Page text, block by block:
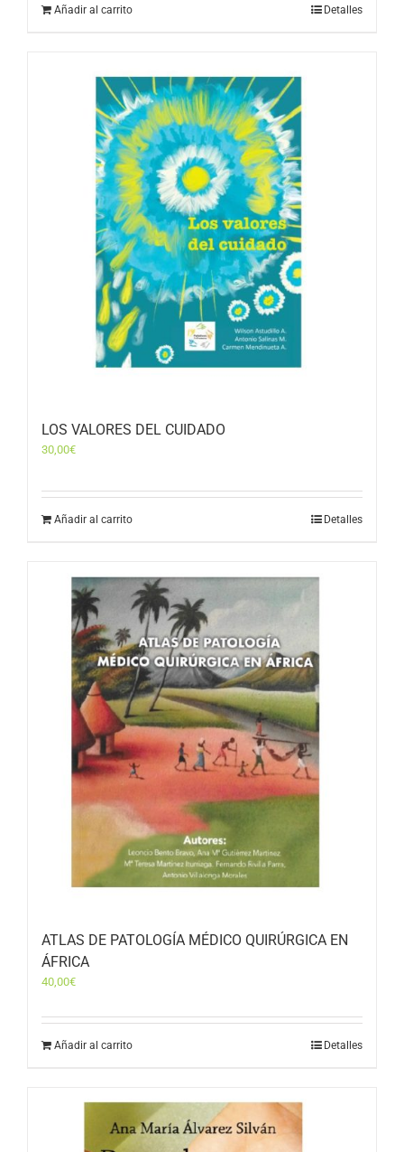
Añadir al carrito Detalles
LOS VALORES DEL CUIDADO
30,00€
Añadir al carrito Detalles
ATLAS DE PATOLOGÍA MÉDICO QUIRÚRGICA EN
ÁFRICA
40,00€
Añadir al carrito Detalles